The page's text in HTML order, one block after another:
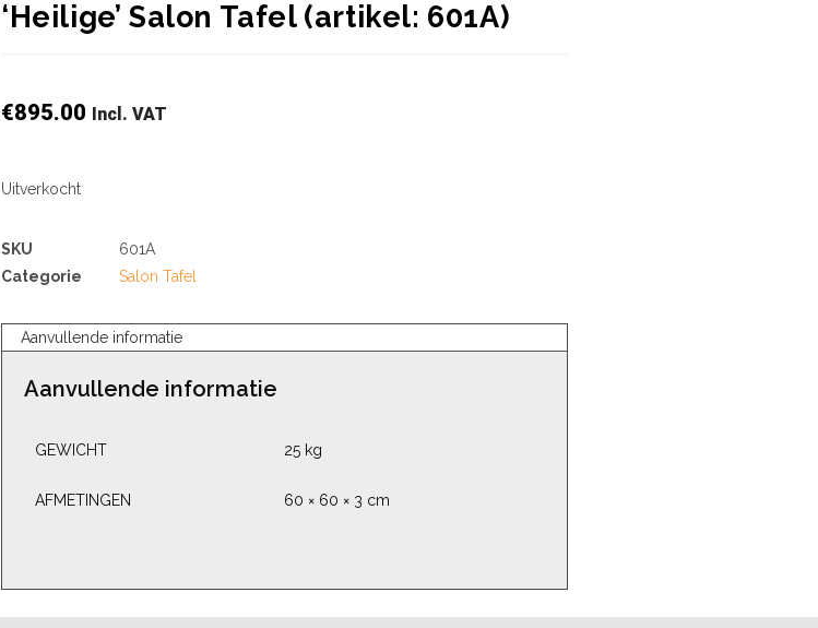
‘Heilige’ Salon Tafel (artikel: 601A)
€895.00 Incl. VAT
Uitverkocht
SKU
601A
Categorie
Salon Tafel
Aanvullende informatie
Aanvullende informatie
GEWICHT 25 kg
AFMETINGEN 60 × 60 × 3 cm